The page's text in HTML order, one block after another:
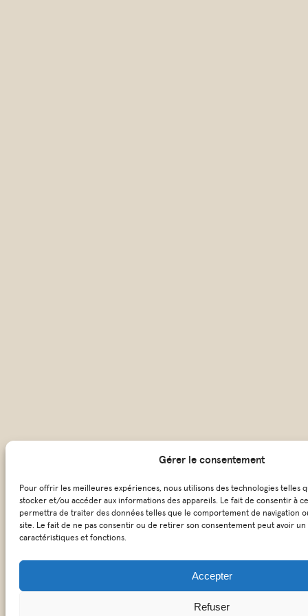
Gérer le consentement
Pour offrir les meilleures expériences, nous utilisons des technologies telles
stocker et/ou accéder aux informations des appareils. Le fait de consentir à
permettra de traiter des données telles que le comportement de navigation
site. Le fait de ne pas consentir ou de retirer son consentement peut avoir
caractéristiques et fonctions.
Accepter
Refuser